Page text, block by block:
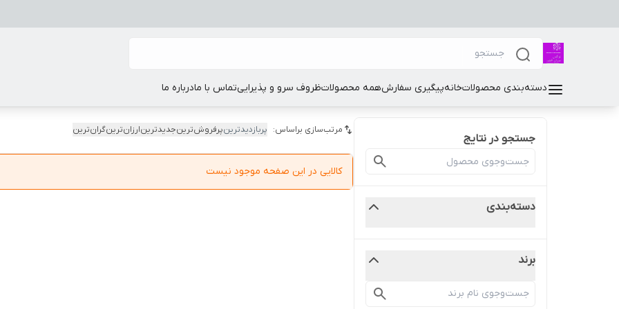
دسته‌بندی محصولاتخانهپیگیری سفارشهمه محصولاتظروف سرو و پذیراییتماس با مادرباره ما
جستجو در نتایج
دسته‌بندی
برند
مرتب‌سازی براساس: پربازدیدترینپرفروش‌ترینجدیدترینارزان‌ترینگران‌ترین
کالایی در این صفحه موجود نیست